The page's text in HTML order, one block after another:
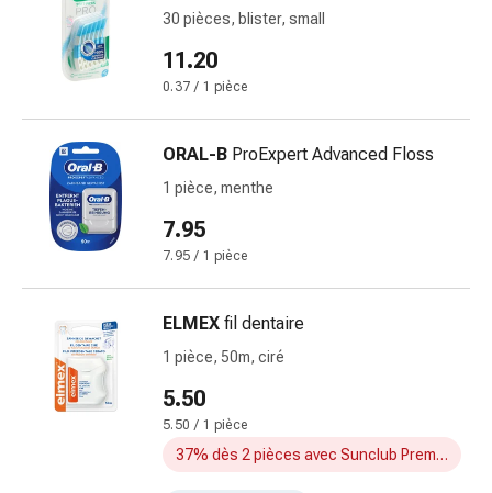
peau
Eczéma
démangeaisons
verrues
Mycoses
ongles
des
pieds
Cicatrices
sèche
Transpiration
excessive
30 pièces, blister, small
11.20
0.37 / 1 pièce
ORAL-B ProExpert Advanced Floss
1 pièce, menthe
7.95
7.95 / 1 pièce
ELMEX fil dentaire
1 pièce, 50m, ciré
5.50
5.50 / 1 pièce
37% dès 2 pièces avec Sunclub Premium